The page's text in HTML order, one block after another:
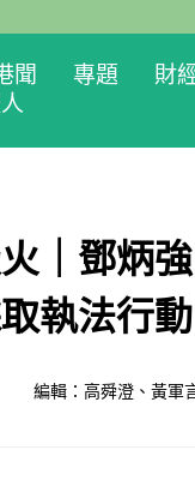
聞 專題 財
｜鄧炳
執法行動
編輯：高舜澄、黃軍